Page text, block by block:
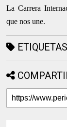
La Carrera
que nos une.